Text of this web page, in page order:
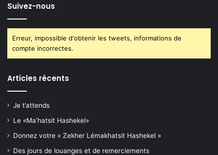
Suivez-nous
Erreur, impossible d'obtenir les tweets, informations de
compte incorrectes.
Articles récents
Je t’attends
Le «Ma’hatsit Hashekel»
Donnez votre « Zekher Lémakhatsit Hashekel »
Des jours de louanges et de remerciements